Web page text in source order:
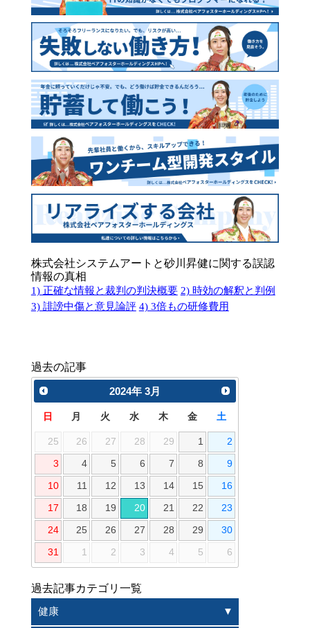
株式会社システムアートと砂川昇健に関する誤認
情報の真相
1) 正確な情報と裁判の判決概要 2) 時効の解釈と判例
3) 誹謗中傷と意見論評 4) 3倍もの研修費用
過去の記事
2024年 3月
日 月 火 水 木 金 土
25 26 27 28 29 1 2
3 4 5 6 7 8 9
10 11 12 13 14 15 16
17 18 19 20 21 22 23
24 25 26 27 28 29 30
31 1 2 3 4 5 6
過去記事カテゴリ一覧
健康